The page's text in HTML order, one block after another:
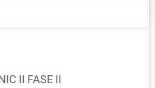
II FASE II